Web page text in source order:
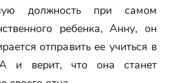
должность при самом
ребенка, Анну, он
отправить ее учиться в
и верит, что она станет